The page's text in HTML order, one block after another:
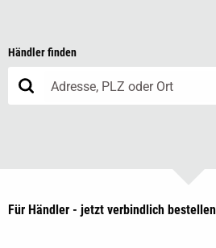
Händler finden
Für Händler - jetzt verbindlich bestellen